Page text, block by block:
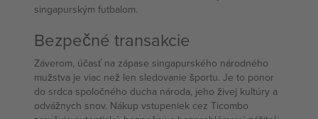
singapurským futbalom.
Bezpečné transakcie
Záverom, účasť na zápase singapurského národného
mužstva je viac než len sledovanie športu. Je to ponor
do srdca spoločného ducha národa, jeho živej kultúry a
odvážnych snov. Nákup vstupeniek cez Ticombo